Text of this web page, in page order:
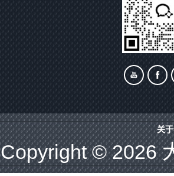
关
Copyright © 2026